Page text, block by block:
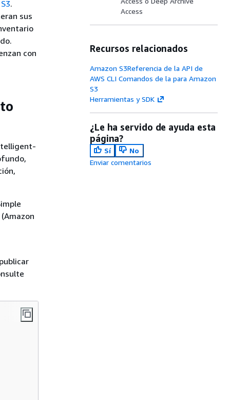
.
sus
con
Access
Recursos relacionados
Amazon S3Referencia de la API de
AWS CLI Comandos de la para Amazon
S3
Herramientas y SDK
¿Le ha servido de ayuda esta
página?
Sí
No
Enviar comentarios